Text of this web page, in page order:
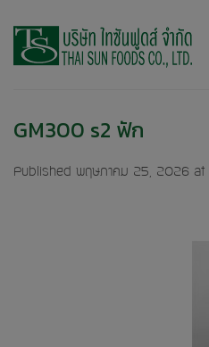
content
GM300 s2 ฟัก
Published พฤษภาคม 25, 2026 at